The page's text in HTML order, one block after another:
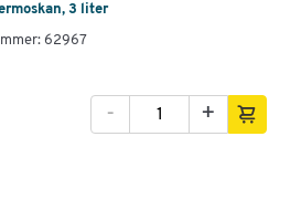
3 liter
62967
+
-